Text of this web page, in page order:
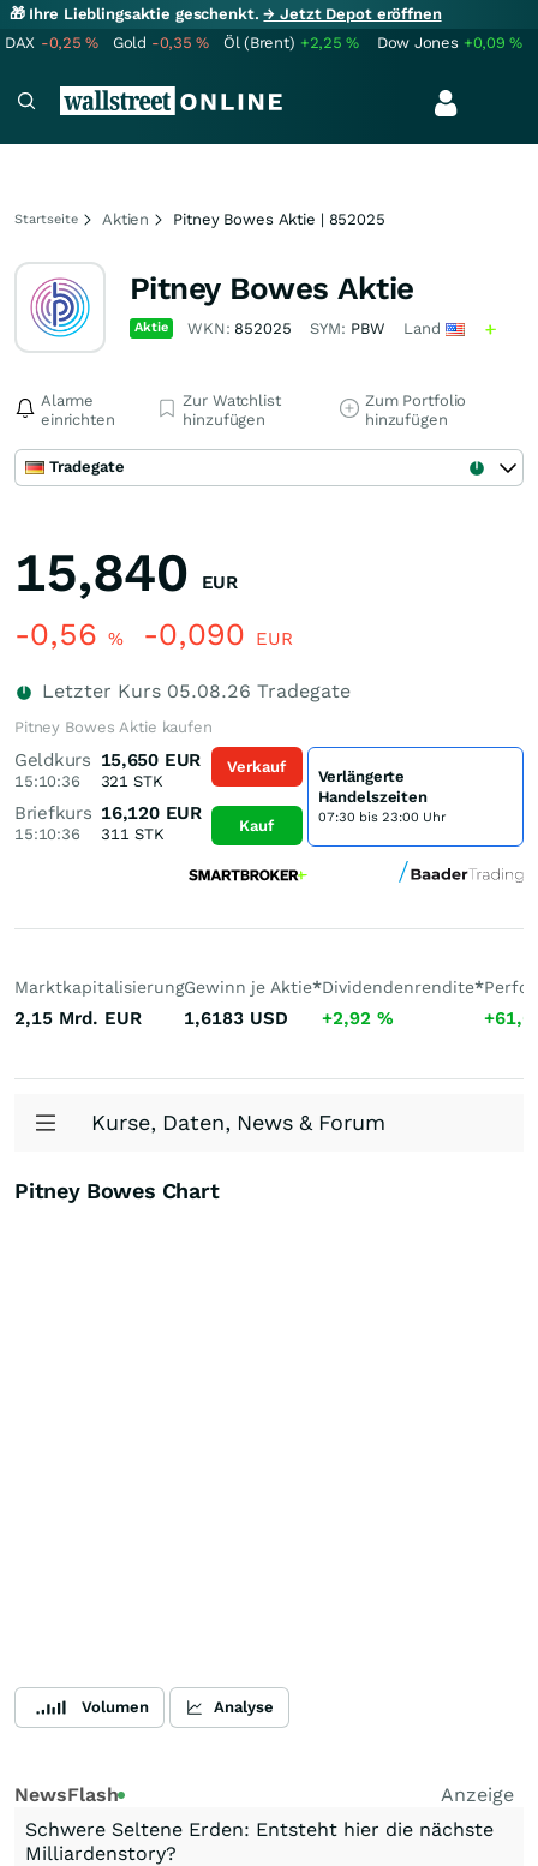
🎁 Ihre Lieblingsaktie geschenkt.→ Jetzt Depot eröffnen
DAX -0,25% Gold -0,35% Öl (Brent) +2,25% Dow Jones +0,09%
Startseite Aktien Pitney Bowes Aktie | 852025
Pitney Bowes Aktie
Aktie WKN: 852025 SYM: PBW Land
Alarme
einrichten
Zur Watchlist
hinzufügen
Zum Portfolio
hinzufügen
Tradegate
15,840 EUR
-0,56 % -0,090 EUR
Letzter Kurs 05.08.26 Tradegate
Pitney Bowes Aktie kaufen
Geldkurs
15:10:36
15,650 EUR
321 STK
Briefkurs
15:10:36
16,120 EUR
311 STK
Verkauf
Kauf
Verlängerte
Handelszeiten
07:30 bis 23:00 Uhr
Marktkapitalisierung
2,15 Mrd. EUR
Gewinn je Aktie*
1,6183 USD
Dividendenrendite*
+2,92 %
Kurse, Daten, News & Forum
Pitney Bowes Chart
Volumen Analyse
NewsFlash
Anzeige
Schwere Seltene Erden: Entsteht hier die nächste
Milliardenstory?